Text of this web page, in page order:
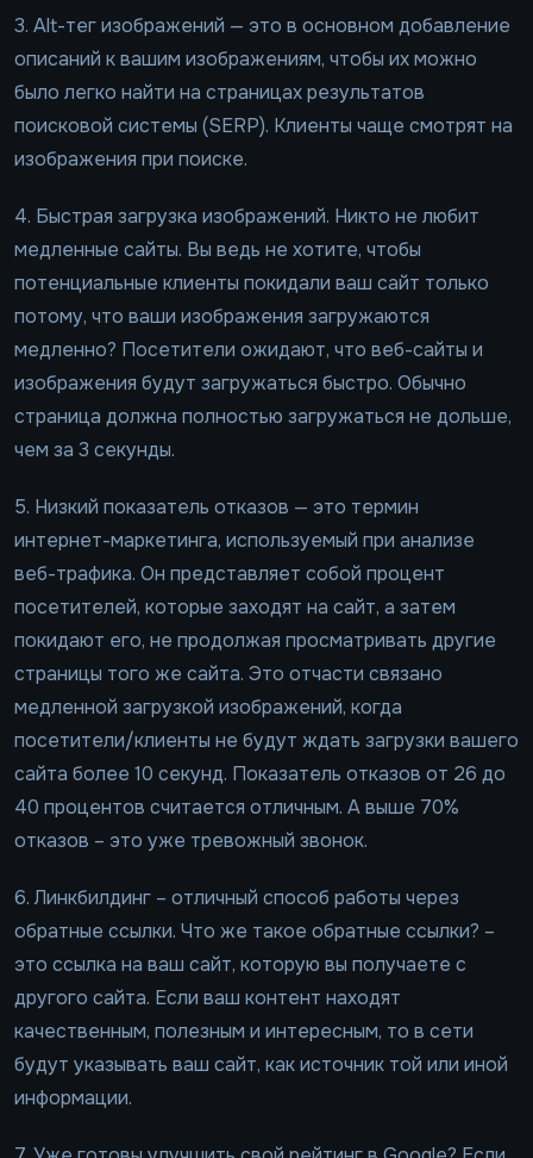
3. Alt-тег изображений — это в основном добавление
описаний к вашим изображениям, чтобы их можно
было легко найти на страницах результатов
поисковой системы (SERP). Клиенты чаще смотрят на
изображения при поиске.
4. Быстрая загрузка изображений. Никто не любит
медленные сайты. Вы ведь не хотите, чтобы
потенциальные клиенты покидали ваш сайт только
потому, что ваши изображения загружаются
медленно? Посетители ожидают, что веб-сайты и
изображения будут загружаться быстро. Обычно
страница должна полностью загружаться не дольше,
чем за 3 секунды.
5. Низкий показатель отказов — это термин
интернет-маркетинга, используемый при анализе
веб-трафика. Он представляет собой процент
посетителей, которые заходят на сайт, а затем
покидают его, не продолжая просматривать другие
страницы того же сайта. Это отчасти связано
медленной загрузкой изображений, когда
посетители/клиенты не будут ждать загрузки вашего
сайта более 10 секунд. Показатель отказов от 26 до
40 процентов считается отличным. А выше 70%
отказов – это уже тревожный звонок.
6. Линкбилдинг – отличный способ работы через
обратные ссылки. Что же такое обратные ссылки? –
это ссылка на ваш сайт, которую вы получаете с
другого сайта. Если ваш контент находят
качественным, полезным и интересным, то в сети
будут указывать ваш сайт, как источник той или иной
информации.